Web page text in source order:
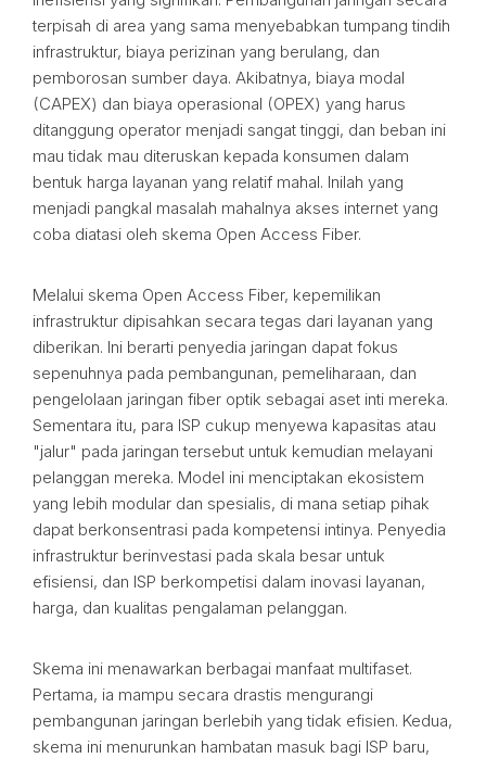
terpisah di area yang sama menyebabkan tumpang tindih
infrastruktur, biaya perizinan yang berulang, dan
pemborosan sumber daya. Akibatnya, biaya modal
(CAPEX) dan biaya operasional (OPEX) yang harus
ditanggung operator menjadi sangat tinggi, dan beban ini
mau tidak mau diteruskan kepada konsumen dalam
bentuk harga layanan yang relatif mahal. Inilah yang
menjadi pangkal masalah mahalnya akses internet yang
coba diatasi oleh skema Open Access Fiber.
Melalui skema Open Access Fiber, kepemilikan
infrastruktur dipisahkan secara tegas dari layanan yang
diberikan. Ini berarti penyedia jaringan dapat fokus
sepenuhnya pada pembangunan, pemeliharaan, dan
pengelolaan jaringan fiber optik sebagai aset inti mereka.
Sementara itu, para ISP cukup menyewa kapasitas atau
"jalur" pada jaringan tersebut untuk kemudian melayani
pelanggan mereka. Model ini menciptakan ekosistem
yang lebih modular dan spesialis, di mana setiap pihak
dapat berkonsentrasi pada kompetensi intinya. Penyedia
infrastruktur berinvestasi pada skala besar untuk
efisiensi, dan ISP berkompetisi dalam inovasi layanan,
harga, dan kualitas pengalaman pelanggan.
Skema ini menawarkan berbagai manfaat multifaset.
Pertama, ia mampu secara drastis mengurangi
pembangunan jaringan berlebih yang tidak efisien. Kedua,
skema ini menurunkan hambatan masuk bagi ISP baru,